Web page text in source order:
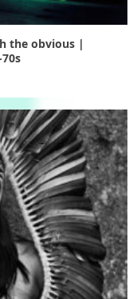
the obvious |